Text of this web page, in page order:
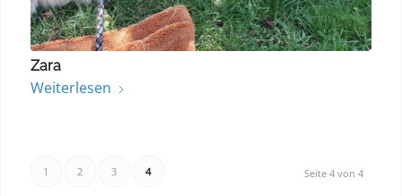
Zara
Weiterlesen
Seite 4 von 4
1 2 3 4